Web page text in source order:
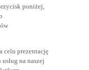
poniżej,
celu prezentację
na naszej